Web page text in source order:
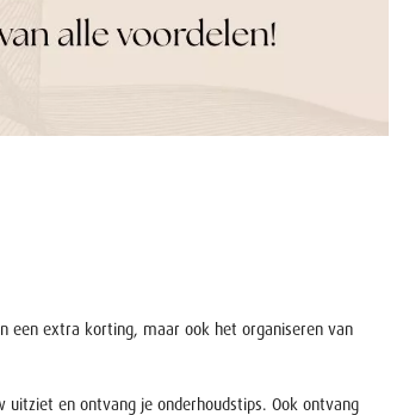
een extra korting, maar ook het organiseren van
en ontvang je onderhoudstips. Ook ontvang